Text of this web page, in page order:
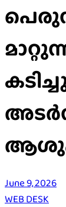
June 9, 2026
WEB DESK